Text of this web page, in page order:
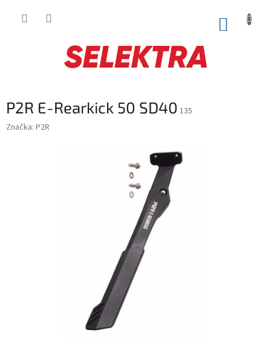
P2R E-Rearkick 50 SD40 135
Značka: P2R